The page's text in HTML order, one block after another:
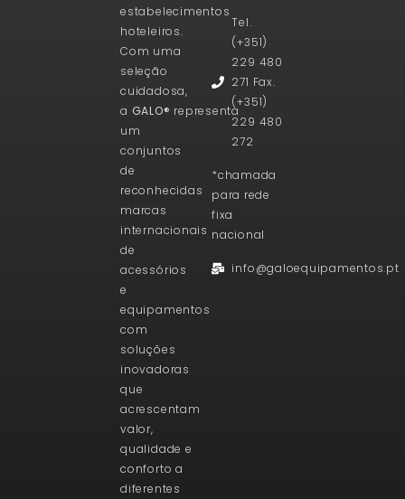
estabelecimentos
hoteleiros.
Com uma
seleção
cuidadosa,
a GALO® representa
um
conjuntos
de
reconhecidas
marcas
internacionais
de
acessórios
e
equipamentos
com
soluções
inovadoras
que
acrescentam
valor,
qualidade e
conforto a
diferentes
Tel.
(+351)
229 480
271 Fax.
(+351)
229 480
272
*chamada
para rede
fixa
nacional
info@galoequipamentos.pt